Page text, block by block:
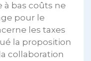
à bas coûts ne
pour le
les taxes
la proposition
collaboration